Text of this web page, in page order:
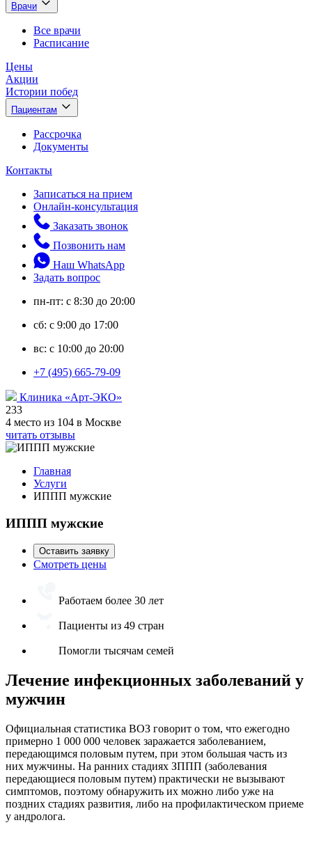
Врачи
Все врачи
Расписание
Цены
Акции
Истории побед
Пациентам
Рассрочка
Документы
Контакты
Записаться на прием
Онлайн-консультация
Заказать звонок
Позвонить нам
Наш WhatsApp
Задать вопрос
пн-пт: с 8:30 до 20:00
сб: с 9:00 до 17:00
вс: с 10:00 до 20:00
+7 (495) 665-79-09
Клиника «Арт-ЭКО»
233
4 место из 104 в Москве
читать отзывы
Главная
Услуги
ИППП мужские
ИППП мужские
Оставить заявку
Смотреть цены
Работаем более 30 лет
Пациенты из 49 стран
Помогли тысячам семей
Лечение инфекционных заболеваний у
мужчин
Официальная статистика ВОЗ говорит о том, что ежегодно
примерно 1 000 000 человек заражается заболеванием,
передающимся половым путем, при этом большая часть из
них мужчины. На ранних стадиях ЗППП (заболевания
передающиеся половым путем) практически не вызывают
симптомов, поэтому обнаружить их можно либо уже на
поздних стадиях развития, либо на профилактическом приеме
у андролога.